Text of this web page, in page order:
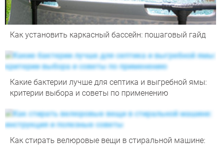
Как установить каркасный бассейн: пошаговый гайд
Какие бактерии лучше для септика и выгребной ямы:
критерии выбора и советы по применению
Как стирать велюровые вещи в стиральной машине: